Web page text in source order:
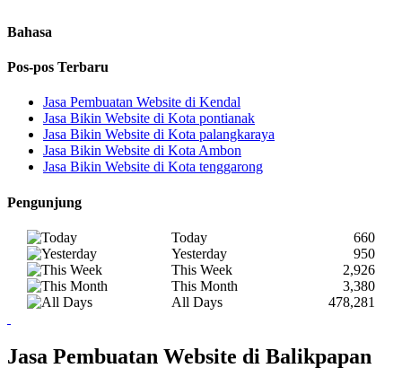
Bahasa
Pos-pos Terbaru
Jasa Pembuatan Website di Kendal
Jasa Bikin Website di Kota pontianak
Jasa Bikin Website di Kota palangkaraya
Jasa Bikin Website di Kota Ambon
Jasa Bikin Website di Kota tenggarong
Pengunjung
Today
660
Yesterday
950
This Week
2,926
This Month
3,380
All Days
478,281
Jasa Pembuatan Website di Balikpapan